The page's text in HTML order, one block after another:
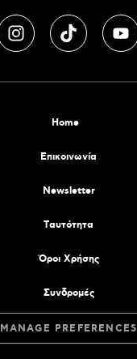
Home
Επικοινωνία
Newsletter
Tαυτότητα
Όροι Χρήσης
Συνδρομές
MANAGE PREFERENCES